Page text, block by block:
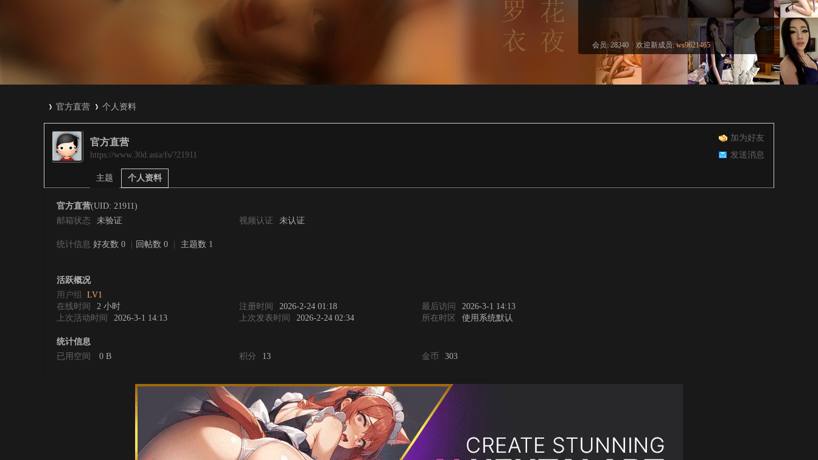
会员: 28340 欢迎新成员: ws9621465
官方直营
›
个人资料
加为好友
发送消息
官方直营
https://www.30d.asia/fs/?21911
主题 个人资料
官方直营(UID: 21911)
邮箱状态
未验证 视频认证 未认证
统计信息 好友数 0 回帖数 0 主题数 1
活跃概况
用户组 LV1
在线时间
2 小时 注册时间 2026-2-24 01:18 最后访问
2026-3-1 14:13
上次活动时间
2026-3-1 14:13 上次发表时间 2026-2-24 02:34 所在时区 使用系统默认
统计信息
已用空间
0 B 积分 13 金币 303